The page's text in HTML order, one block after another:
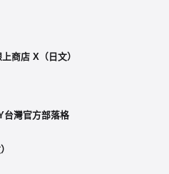
商店 X（日文）
台灣官方部落格